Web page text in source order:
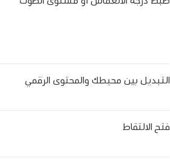
التبديل بين محيطك والمحتوى الرقمي
فتح الالتقاط